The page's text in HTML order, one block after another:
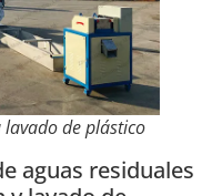
de plástico
aguas residuales